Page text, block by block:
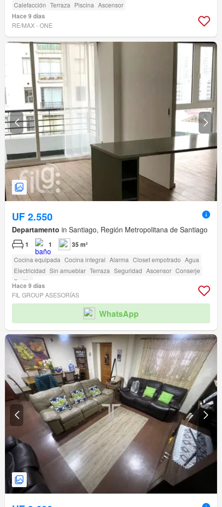
Calefacción Terraza Piscina Ascensor
Hace 9 días
RE/MAX - ONE
UF 2.550
Departamento in Santiago, Región Metropolitana de Santiago
1 1 35 m²
Cocina equipada Cocina integral Alarma Closet empotrado Agua
Electricidad Sin amueblar Terraza Seguridad Ascensor Conserje
Parilla
Hace 9 días
FIL GROUP ASESORÍAS
WhatsApp